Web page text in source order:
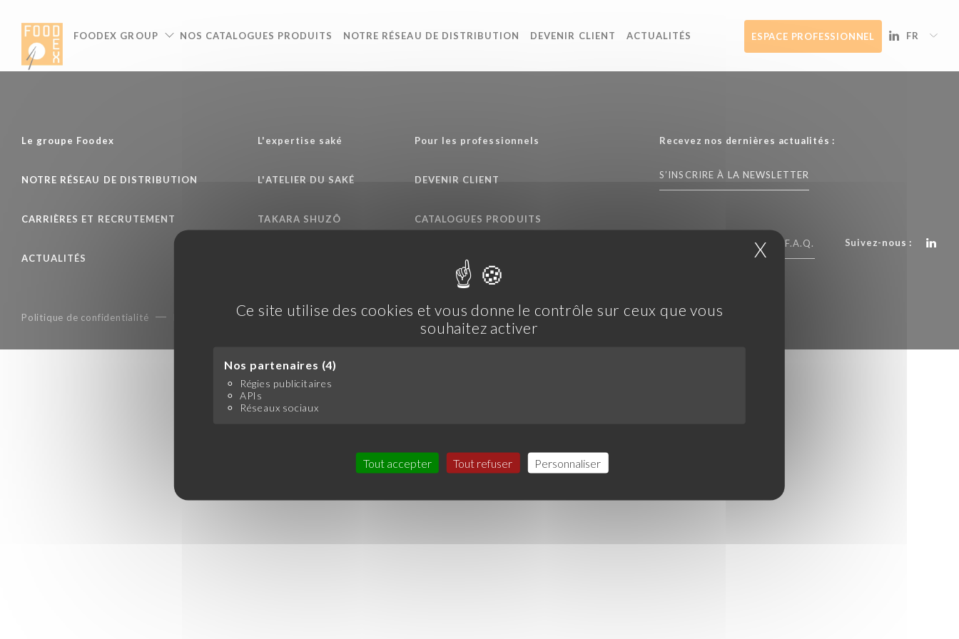
Ce site utilise des cookies et vous donne le contrôle sur ceux que vous
souhaitez activer
Nos partenaires (4)
Régies publicitaires
APIs
Réseaux sociaux
Tout accepter Tout refuser Personnaliser
X Masquer le bandeau
FOODEX GROUP NOS CATALOGUES PRODUITS NOTRE RÉSEAU DE DISTRIBUTION DEVENIR CLIENT ACTUALITÉS ESPACE PROFESSIONNEL FR
Le groupe Foodex
NOTRE RÉSEAU DE DISTRIBUTION
CARRIÈRES ET RECRUTEMENT
ACTUALITÉS
L'expertise saké
L'ATELIER DU SAKÉ
TAKARA SHUZÔ
Pour les professionnels
DEVENIR CLIENT
CATALOGUES PRODUITS
ENGAGEMENTS QUALITÉ
Recevez nos dernières actualités :
S’INSCRIRE À LA NEWSLETTER
CONTACTEZ NOUS F.A.Q. Suivez-nous :
Politique de confidentialité Mentions légales Conditions générales d'utilisation